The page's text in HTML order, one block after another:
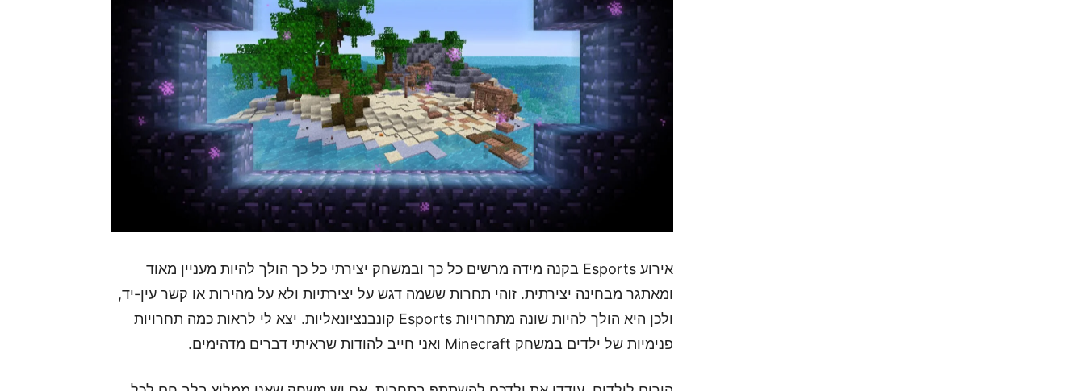
אירוע Esports בקנה מידה מרשים כל כך ובמשחק יצירתי כל כך הולך להיות מעניין מאוד
ומאתגר מבחינה יצירתית. זוהי תחרות ששמה דגש על יצירתיות ולא על מהירות או קשר עין-יד,
ולכן היא הולך להיות שונה מתחרויות Esports קונבנציונאליות. יצא לי לראות כמה תחרויות
פנימיות של ילדים במשחק Minecraft ואני חייב להודות שראיתי דברים מדהימים.